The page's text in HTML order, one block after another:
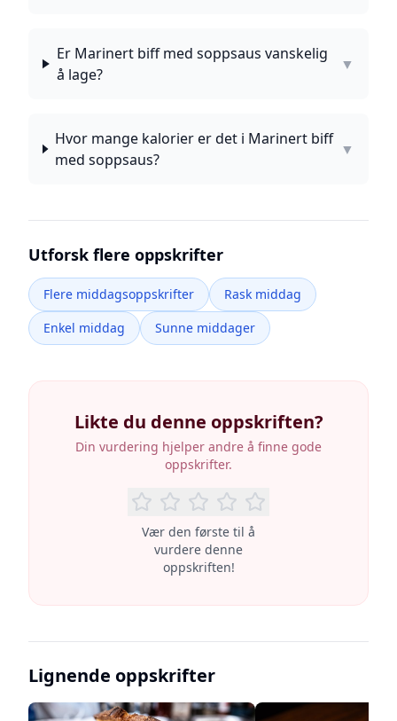
Er Marinert biff med soppsaus vanskelig
å lage?
▼
Hvor mange kalorier er det i Marinert biff
med soppsaus?
▼
Utforsk flere oppskrifter
Flere middagsoppskrifter
Rask middag
Enkel middag
Sunne middager
Likte du denne oppskriften?
Din vurdering hjelper andre å finne gode
oppskrifter.
Vær den første til å
vurdere denne
oppskriften!
Lignende oppskrifter